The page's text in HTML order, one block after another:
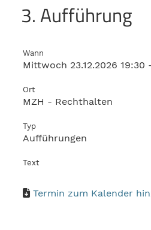
3. Aufführung
Wann
Mittwoch 23.12.2026 19:30
Ort
MZH - Rechthalten
Typ
Aufführungen
Text
Termin zum Kalender